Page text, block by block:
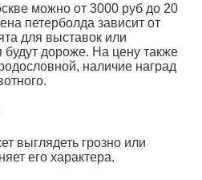
можно от 3000 руб до 20
петерболда зависит от
для выставок или
будут дороже. На цену также
наличие наград
выглядеть грозно или
его характера.